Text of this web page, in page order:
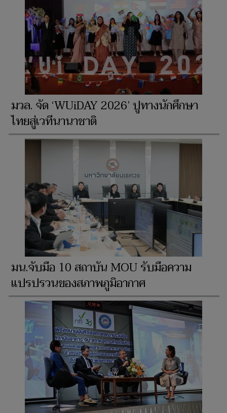
มวล. จัด ‘WUiDAY 2026’ ปูทางนักศึกษา
ไทยสู่เวทีนานาชาติ
มน.จับมือ 10 สถาบัน MOU รับมือความ
แปรปรวนของสภาพภูมิอากาศ